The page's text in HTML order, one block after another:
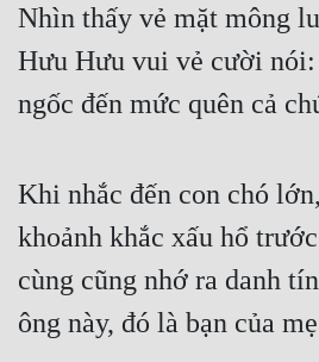
Nhìn thấy vẻ mặt mông
Hưu Hưu vui vẻ cười
ngốc đến mức quên cả
Khi nhắc đến con chó
khoảnh khắc xấu hổ
cùng cũng nhớ ra danh
ông này, đó là bạn của